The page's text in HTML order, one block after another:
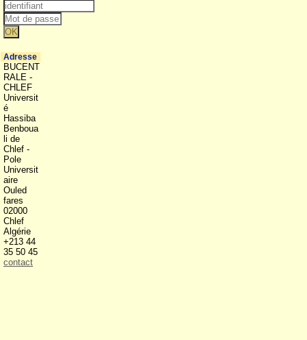
Adresse
BUCENT
RALE -
CHLEF
Universit
é
Hassiba
Benboua
li de
Chlef -
Pole
Universit
aire
Ouled
fares
02000
Chlef
Algérie
+213 44
35 50 45
contact